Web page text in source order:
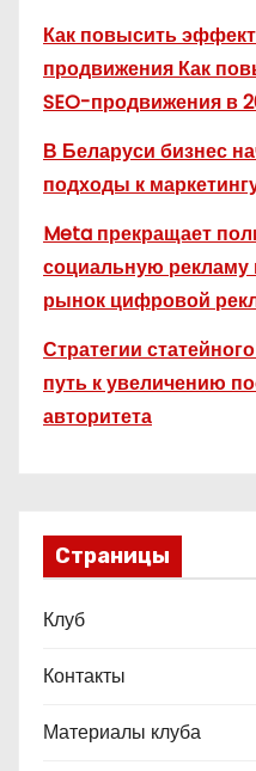
Как повысить
продвижения Как
SEO-продвижения в
В Беларуси бизнес
подходы к
Meta прекращает
социальную рекламу
рынок цифровой
Стратегии
путь к увеличению
авторитета
Страницы
Клуб
Контакты
Материалы клуба